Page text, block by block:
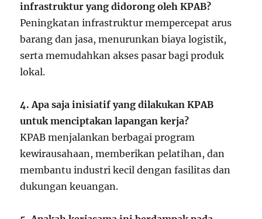
infrastruktur yang didorong oleh KPAB?
Peningkatan infrastruktur mempercepat arus
barang dan jasa, menurunkan biaya logistik,
serta memudahkan akses pasar bagi produk
lokal.
4. Apa saja inisiatif yang dilakukan KPAB
untuk menciptakan lapangan kerja?
KPAB menjalankan berbagai program
kewirausahaan, memberikan pelatihan, dan
membantu industri kecil dengan fasilitas dan
dukungan keuangan.